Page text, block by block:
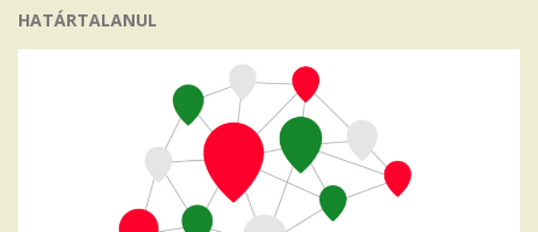
HATÁRTALANUL